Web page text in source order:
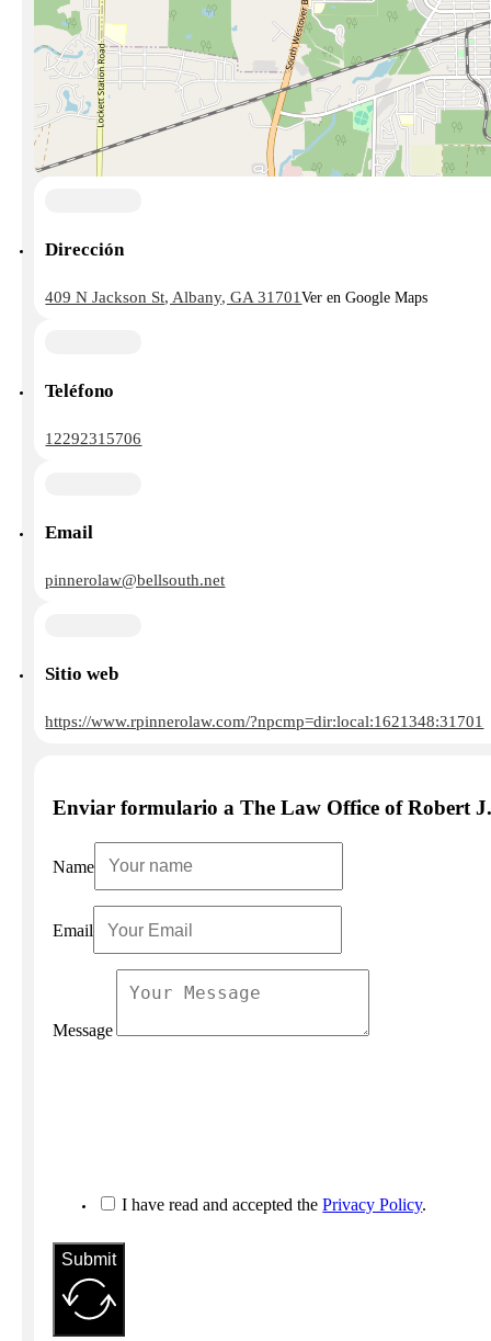
Dirección
409 N Jackson St, Albany, GA 31701Ver en Google Maps
Teléfono
12292315706
Email
pinnerolaw@bellsouth.net
Sitio web
https://www.rpinnerolaw.com/?npcmp=dir:local:1621348:31701
Enviar formulario a The Law Office of Robert
Name
Email
Message
I have read and accepted thePrivacy Policy.
Submit